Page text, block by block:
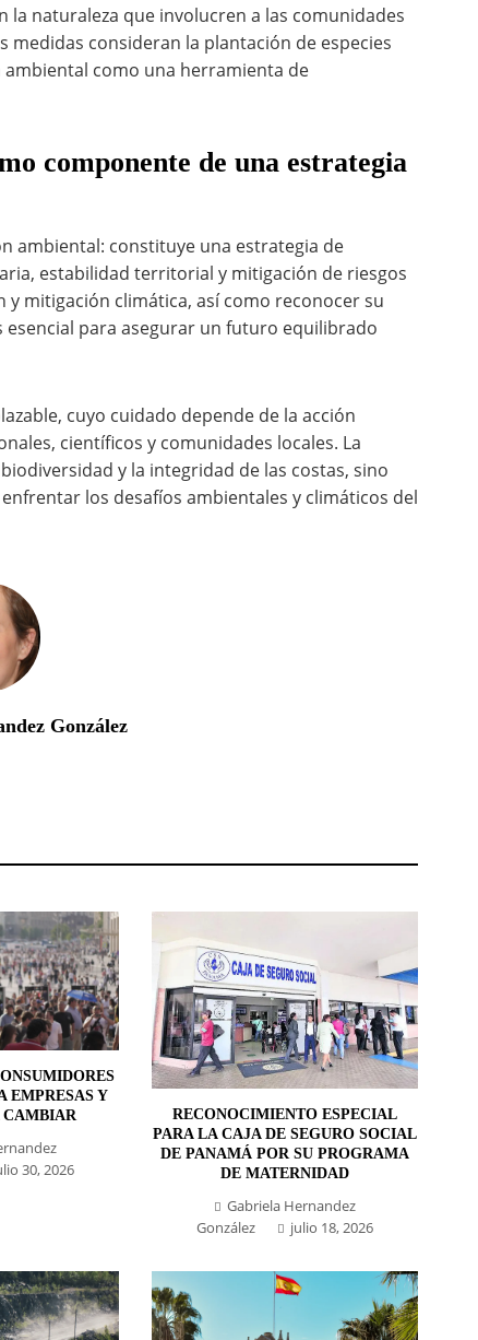
la naturaleza que involucren a las comunidades
medidas consideran la plantación de especies
ambiental como una herramienta de
componente de una estrategia
ambiental: constituye una estrategia de
estabilidad territorial y mitigación de riesgos
mitigación climática, así como reconocer su
para asegurar un futuro equilibrado
cuyo cuidado depende de la acción
científicos y comunidades locales. La
y la integridad de las costas, sino
los desafíos ambientales y climáticos del
González
EMPRESAS Y
CAMBIAR
30, 2026
RECONOCIMIENTO ESPECIAL
PARA LA CAJA DE SEGURO SOCIAL
DE PANAMÁ POR SU PROGRAMA
DE MATERNIDAD
Gabriela Hernandez
González
julio 18, 2026